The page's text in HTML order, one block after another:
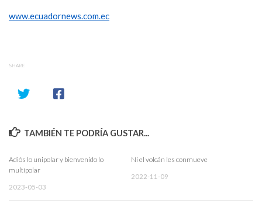
www.ecuadornews.com.ec
SHARE
TAMBIÉN TE PODRÍA GUSTAR...
Adiós lo unipolar y bienvenido lo
multipolar
2023-05-03
Ni el volcán les conmueve
2022-11-09